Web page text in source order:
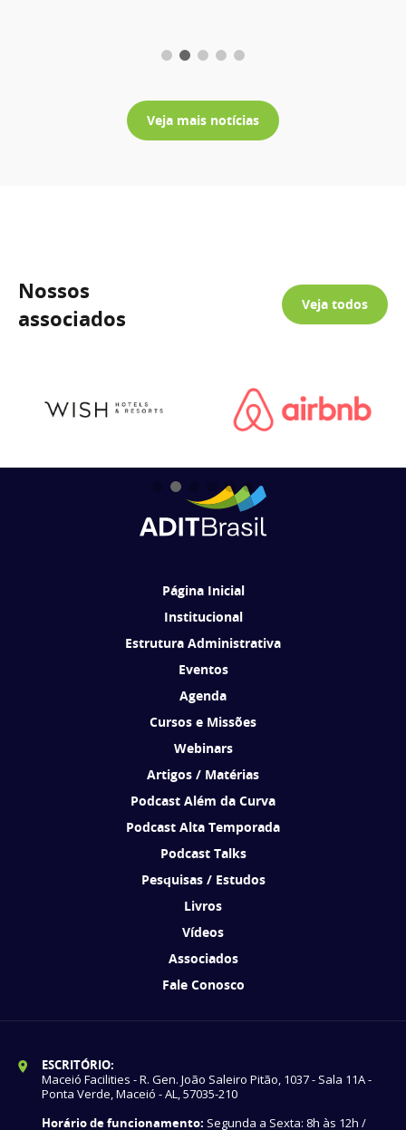
Veja mais notícias
Nossos
associados
Veja todos
Página Inicial
Institucional
Estrutura Administrativa
Eventos
Agenda
Cursos e Missões
Webinars
Artigos / Matérias
Podcast Além da Curva
Podcast Alta Temporada
Podcast Talks
Pesquisas / Estudos
Livros
Vídeos
Associados
Fale Conosco
ESCRITÓRIO:
Maceió Facilities - R. Gen. João Saleiro Pitão, 1037 - Sala 11A -
Ponta Verde, Maceió - AL, 57035-210
Horário de funcionamento: Segunda a Sexta: 8h às 12h /